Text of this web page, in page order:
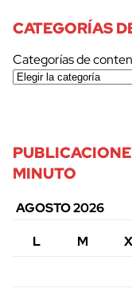
CATEGORÍAS
Categorías de
MINUTO
AGOSTO 2026
L
M X